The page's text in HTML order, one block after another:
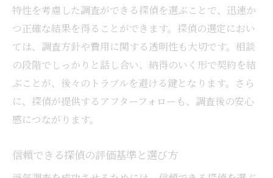
特性を考慮した調査ができる探偵を選ぶことで、迅速か
つ正確な結果を得ることができます。探偵の選定におい
ては、調査方針や費用に関する透明性も大切です。相談
の段階でしっかりと話し合い、納得のいく形で契約を結
ぶことが、後々のトラブルを避ける鍵となります。さら
に、探偵が提供するアフターフォローも、調査後の安心
感につながります。
信頼できる探偵の評価基準と選び方